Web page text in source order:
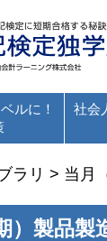
ルに！
社会
ラリ > 当月
）製品製